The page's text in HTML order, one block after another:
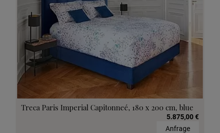
Treca Paris Imperial Capitonneé, 180 x 200 cm, blue
5.875,00 €
Anfrage